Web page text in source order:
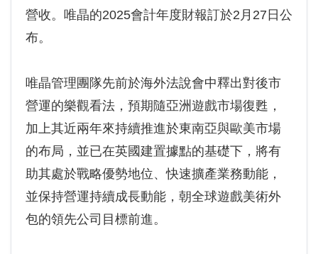
營收。唯晶的2025會計年度財報訂於2月27日公
布。
唯晶管理團隊先前於海外法說會中釋出對後市
營運的樂觀看法，預期隨亞洲遊戲市場復甦，
加上其近兩年來持續推進於東南亞與歐美市場
的布局，並已在英國建置據點的基礎下，將有
助其處於戰略優勢地位、快速擴產業務動能，
並保持營運持續成長動能，朝全球遊戲美術外
包的領先公司目標前進。